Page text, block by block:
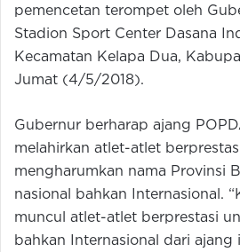
pemencetan terompet oleh
Stadion Sport Center Dasana
Kecamatan Kelapa Dua,
Jumat (4/5/2018).
Gubernur berharap ajang
melahirkan atlet-atlet
mengharumkan nama Provinsi
nasional bahkan Internasional.
muncul atlet-atlet berprestasi
bahkan Internasional dari ajang